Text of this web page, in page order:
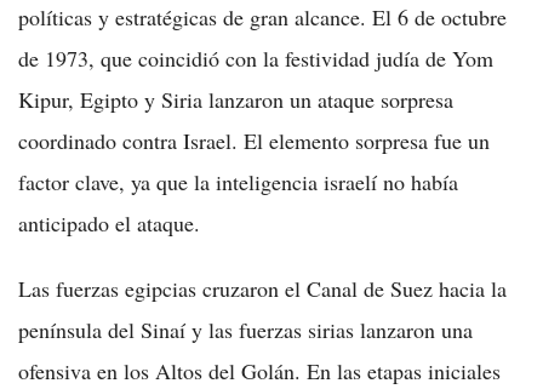
políticas y estratégicas de gran alcance. El 6 de octubre
de 1973, que coincidió con la festividad judía de Yom
Kipur, Egipto y Siria lanzaron un ataque sorpresa
coordinado contra Israel. El elemento sorpresa fue un
factor clave, ya que la inteligencia israelí no había
anticipado el ataque.
Las fuerzas egipcias cruzaron el Canal de Suez hacia la
península del Sinaí y las fuerzas sirias lanzaron una
ofensiva en los Altos del Golán. En las etapas iniciales